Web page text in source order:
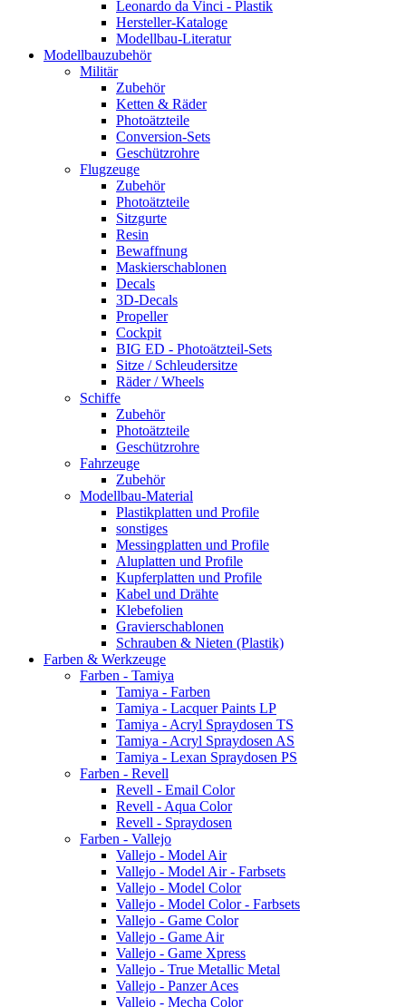
Leonardo da Vinci - Plastik
Hersteller-Kataloge
Modellbau-Literatur
Modellbauzubehör
Militär
Zubehör
Ketten & Räder
Photoätzteile
Conversion-Sets
Geschützrohre
Flugzeuge
Zubehör
Photoätzteile
Sitzgurte
Resin
Bewaffnung
Maskierschablonen
Decals
3D-Decals
Propeller
Cockpit
BIG ED - Photoätzteil-Sets
Sitze / Schleudersitze
Räder / Wheels
Schiffe
Zubehör
Photoätzteile
Geschützrohre
Fahrzeuge
Zubehör
Modellbau-Material
Plastikplatten und Profile
sonstiges
Messingplatten und Profile
Aluplatten und Profile
Kupferplatten und Profile
Kabel und Drähte
Klebefolien
Gravierschablonen
Schrauben & Nieten (Plastik)
Farben & Werkzeuge
Farben - Tamiya
Tamiya - Farben
Tamiya - Lacquer Paints LP
Tamiya - Acryl Spraydosen TS
Tamiya - Acryl Spraydosen AS
Tamiya - Lexan Spraydosen PS
Farben - Revell
Revell - Email Color
Revell - Aqua Color
Revell - Spraydosen
Farben - Vallejo
Vallejo - Model Air
Vallejo - Model Air - Farbsets
Vallejo - Model Color
Vallejo - Model Color - Farbsets
Vallejo - Game Color
Vallejo - Game Air
Vallejo - Game Xpress
Vallejo - True Metallic Metal
Vallejo - Panzer Aces
Vallejo - Mecha Color